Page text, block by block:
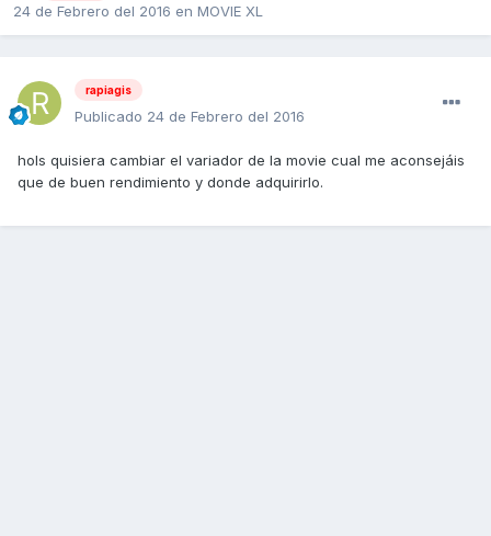
24 de Febrero del 2016 en MOVIE XL
rapiagis
Publicado 24 de Febrero del 2016
hols quisiera cambiar el variador de la movie cual me aconsejáis
que de buen rendimiento y donde adquirirlo.